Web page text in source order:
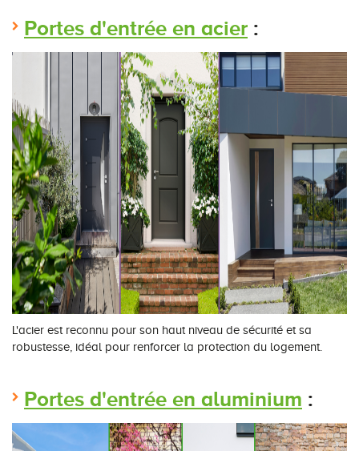
Portes d'entrée en acier :
L'acier est reconnu pour son haut niveau de sécurité et sa
robustesse, idéal pour renforcer la protection du logement.
Portes d'entrée en aluminium :